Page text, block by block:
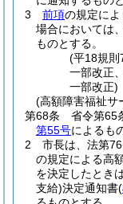
3
前項の規定に
場合においては
ものとする。
(平18規則
一部改正
一部改正)
(高額障害福祉サ
第68条
省令第65
第55号によるも
2
市長は、法第
の規定による高
を決定したとき
支給)決定通知書(